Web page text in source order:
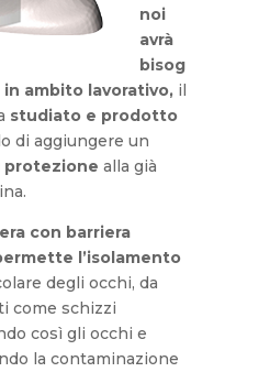
noi
avrà
bisog
ambito lavorativo,il
studiato e prodotto
di aggiungere un
protezione alla già
con barriera
l’isolamento
degli occhi, da
come schizzi
così gli occhi e
la contaminazione